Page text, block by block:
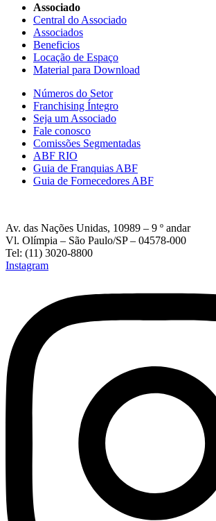
Associado
Central do Associado
Associados
Beneficios
Locação de Espaço
Material para Download
Números do Setor
Franchising Íntegro
Seja um Associado
Fale conosco
Comissões Segmentadas
ABF RIO
Guia de Franquias ABF
Guia de Fornecedores ABF
Av. das Nações Unidas, 10989 – 9 º andar
Vl. Olímpia – São Paulo/SP – 04578-000
Tel: (11) 3020-8800
Instagram